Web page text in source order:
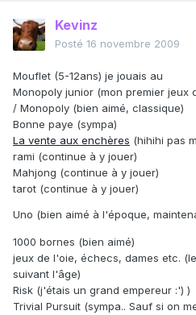
Kevinz
Posté 16 novembre 2009
Mouflet (5-12ans) je jouais au
Monopoly junior (mon premier jeux
/ Monopoly (bien aimé, classique)
Bonne paye (sympa)
La vente aux enchères (hihihi pas
rami (continue à y jouer)
Mahjong (continue à y jouer)
tarot (continue à y jouer)
Uno (bien aimé à l'époque,
1000 bornes (bien aimé)
jeux de l'oie, échecs, dames etc.
suivant l'âge)
Risk (j'étais un grand empereur :') )
Trivial Pursuit (sympa.. Sauf si on